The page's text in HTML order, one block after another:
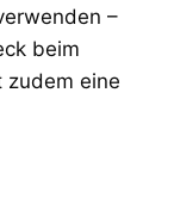
–
beim
zudem eine